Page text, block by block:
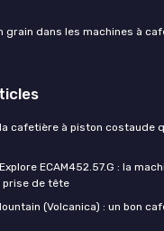
grain dans les machines à
cafetière à piston costaude
ECAM452.57.G : la
prise de tête
(Volcanica) : un bon